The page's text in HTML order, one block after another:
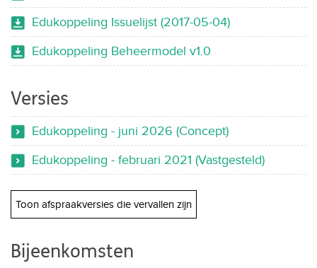
Edukoppeling Issuelijst (2017-05-04)
Edukoppeling Beheermodel v1.0
Versies
Edukoppeling - juni 2026 (Concept)
Edukoppeling - februari 2021 (Vastgesteld)
Toon afspraakversies die vervallen zijn
Bijeenkomsten